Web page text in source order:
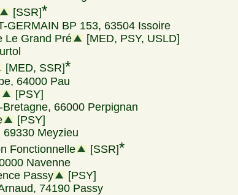
[SSR]*
GERMAIN BP 153, 63504 Issoire
Le Grand Pré
[MED, PSY, USLD]
[MED, SSR]*
64000 Pau
[PSY]
66000 Perpignan
[PSY]
Meyzieu
Fonctionnelle
[SSR]*
Navenne
Passy
[PSY]
74190 Passy